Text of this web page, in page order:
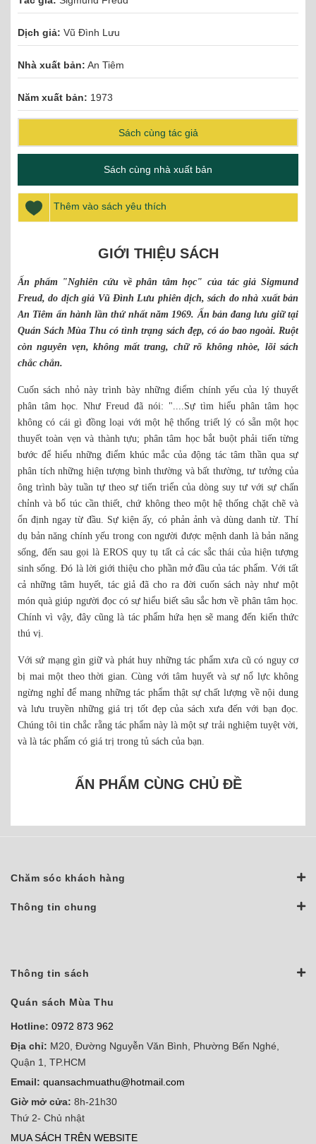
Dịch giả: Vũ Đình Lưu
Nhà xuất bản: An Tiêm
Năm xuất bản: 1973
Sách cùng tác giả
Sách cùng nhà xuất bản
Thêm vào sách yêu thích
GIỚI THIỆU SÁCH
Ấn phẩm "Nghiên cứu về phân tâm học" của tác giả Sigmund
Freud, do dịch giả Vũ Đình Lưu phiên dịch, sách do nhà xuất bản
An Tiêm ấn hành lần thứ nhất năm 1969. Ấn bản đang lưu giữ tại
Quán Sách Mùa Thu có tình trạng sách đẹp, có áo bao ngoài. Ruột
còn nguyên vẹn, không mất trang, chữ rõ không nhòe, lõi sách
chắc chắn.
Cuốn sách nhỏ này trình bày những điểm chính yếu của lý thuyết
phân tâm học. Như Freud đã nói: "....Sự tìm hiểu phân tâm học
không có cái gì đồng loại với một hệ thống triết lý có sẵn một học
thuyết toàn vẹn và thành tựu; phân tâm học bắt buột phải tiến từng
bước để hiểu những điểm khúc mắc của động tác tâm thần qua sự
phân tích những hiện tượng bình thường và bất thường, tư tưởng của
ông trình bày tuần tự theo sự tiến triển của dòng suy tư với sự chấn
chỉnh và bổ túc cần thiết, chứ không theo một hệ thống chặt chẽ và
ổn định ngay từ đầu. Sự kiện ấy, có phản ảnh và dùng danh từ. Thí
dụ bản năng chính yếu trong con người được mệnh danh là bản năng
sống, đến sau gọi là EROS quy tụ tất cả các sắc thái của hiện tượng
sinh sống. Đó là lời giới thiệu cho phần mở đầu của tác phẩm. Với tất
cả những tâm huyết, tác giả đã cho ra đời cuốn sách này như một
món quà giúp người đọc có sự hiểu biết sâu sắc hơn về phân tâm học.
Chính vì vậy, đây cũng là tác phẩm hứa hẹn sẽ mang đến kiến thức
thú vị.
Với sứ mạng gìn giữ và phát huy những tác phẩm xưa cũ có nguy cơ
bị mai một theo thời gian. Cùng với tâm huyết và sự nổ lực không
ngừng nghỉ để mang những tác phẩm thật sự chất lượng về nội dung
và lưu truyền những giá trị tốt đẹp của sách xưa đến với bạn đọc.
Chúng tôi tin chắc rằng tác phẩm này là một sự trải nghiệm tuyệt vời,
và là tác phẩm có giá trị trong tủ sách của bạn.
ẤN PHẨM CÙNG CHỦ ĐỀ
Chăm sóc khách hàng
Thông tin chung
Thông tin sách
Quán sách Mùa Thu
Hotline: 0972 873 962
Địa chỉ: M20, Đường Nguyễn Văn Bình, Phường Bến Nghé,
Quận 1, TP.HCM
Email: quansachmuathu@hotmail.com
Giờ mở cửa: 8h-21h30
Thứ 2- Chủ nhật
MUA SÁCH TRÊN WEBSITE